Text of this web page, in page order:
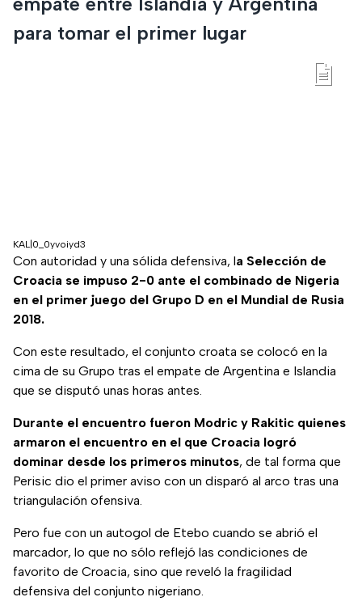
para tomar el primer lugar
KAL|0_0yvoiyd3
Con autoridad y una sólida defensiva, la Selección de
Croacia se impuso 2-0 ante el combinado de Nigeria
en el primer juego del Grupo D en el Mundial de Rusia
2018.
Con este resultado, el conjunto croata se colocó en la
cima de su Grupo tras el empate de Argentina e Islandia
que se disputó unas horas antes.
Durante el encuentro fueron Modric y Rakitic quienes
armaron el encuentro en el que Croacia logró
dominar desde los primeros minutos, de tal forma que
Perisic dio el primer aviso con un disparó al arco tras una
triangulación ofensiva.
Pero fue con un autogol de Etebo cuando se abrió el
marcador, lo que no sólo reflejó las condiciones de
favorito de Croacia, sino que reveló la fragilidad
defensiva del conjunto nigeriano.